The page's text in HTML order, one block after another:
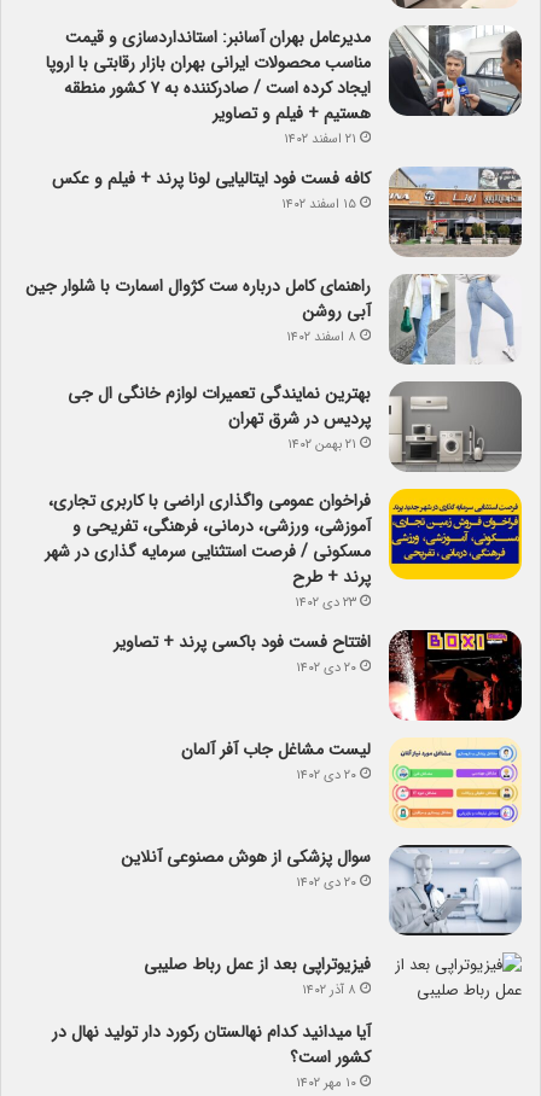
مدیرعامل بهران آسانبر: استانداردسازی و قیمت
مناسب محصولات ایرانی بهران بازار رقابتی با اروپا
ایجاد کرده است / صادرکننده به ۷ کشور منطقه
هستیم + فیلم و تصاویر
۲۱ اسفند ۱۴۰۲
کافه فست فود ایتالیایی لونا پرند + فیلم و عکس
۱۵ اسفند ۱۴۰۲
راهنمای کامل درباره ست کژوال اسمارت با شلوار جین
آبی روشن
۸ اسفند ۱۴۰۲
بهترین نمایندگی تعمیرات لوازم خانگی ال جی
پردیس در شرق تهران
۲۱ بهمن ۱۴۰۲
فراخوان عمومی واگذاری اراضی با کاربری تجاری،
آموزشی، ورزشی، درمانی، فرهنگی، تفریحی و
مسکونی / فرصت استثنایی سرمایه گذاری در شهر
پرند + طرح
۲۳ دی ۱۴۰۲
افتتاح فست فود باکسی پرند + تصاویر
۲۰ دی ۱۴۰۲
لیست مشاغل جاب آفر آلمان
۲۰ دی ۱۴۰۲
سوال پزشکی از هوش مصنوعی آنلاین
۲۰ دی ۱۴۰۲
فیزیوتراپی بعد از عمل رباط صلیبی
۸ آذر ۱۴۰۲
آیا می­دانید کدام نهالستان رکورد دار تولید نهال­ در
کشور است؟
۱۰ مهر ۱۴۰۲